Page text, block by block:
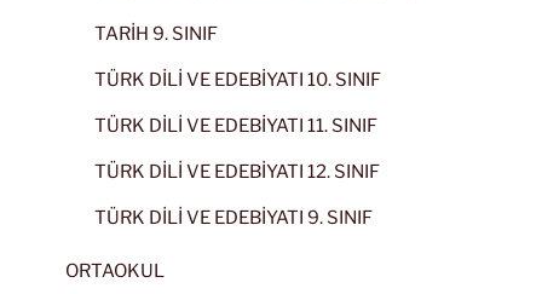
TARİH 9. SINIF
TÜRK DİLİ VE EDEBİYATI 10. SINIF
TÜRK DİLİ VE EDEBİYATI 11. SINIF
TÜRK DİLİ VE EDEBİYATI 12. SINIF
TÜRK DİLİ VE EDEBİYATI 9. SINIF
ORTAOKUL